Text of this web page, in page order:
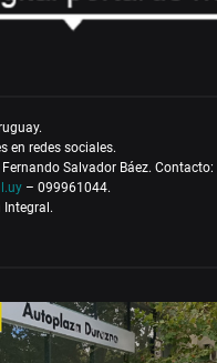
en redes sociales.
Salvador Báez. Contacto:
– 099961044.
Integral.